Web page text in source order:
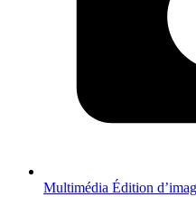
Multimédia Édition